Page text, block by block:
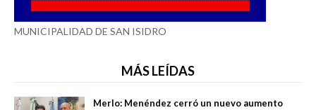
MUNICIPALIDAD DE SAN ISIDRO
MÁS LEÍDAS
Merlo: Menéndez cerró un nuevo aumento